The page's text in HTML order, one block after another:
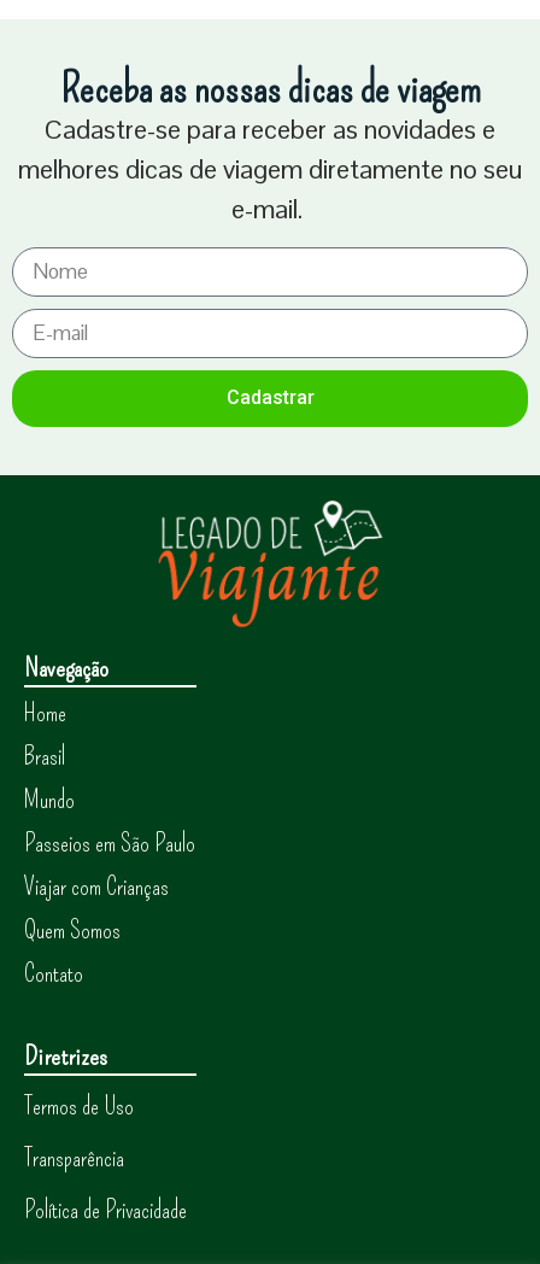
Receba as nossas dicas de viagem
Cadastre-se para receber as novidades e
melhores dicas de viagem diretamente no seu
e-mail.
Cadastrar
Navegação
Home
Brasil
Mundo
Passeios em São Paulo
Viajar com Crianças
Quem Somos
Contato
Diretrizes
Termos de Uso
Transparência
Política de Privacidade